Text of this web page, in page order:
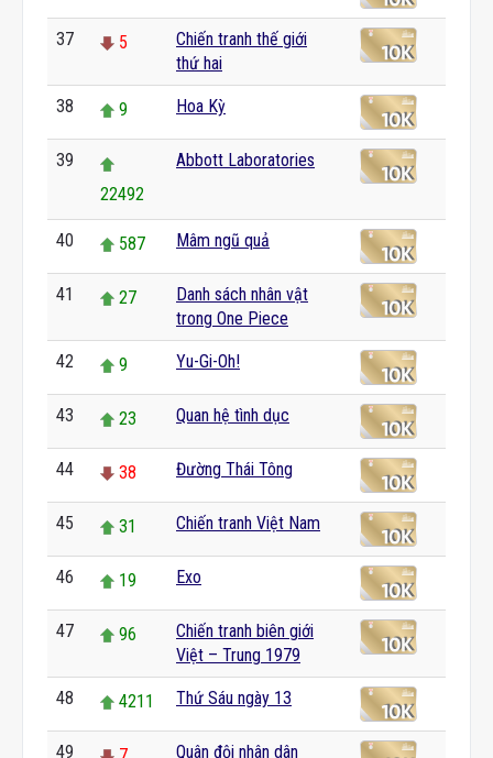
37 5
Chiến tranh thế giới
thứ hai
38 9 Hoa Kỳ
39
22492
Abbott Laboratories
40 587 Mâm ngũ quả
41 27
Danh sách nhân vật
trong One Piece
42 9 Yu-Gi-Oh!
43 23 Quan hệ tình dục
44 38 Đường Thái Tông
45 31 Chiến tranh Việt Nam
46 19 Exo
47 96
Chiến tranh biên giới
Việt – Trung 1979
48 4211 Thứ Sáu ngày 13
49
Quân đội nhân dân